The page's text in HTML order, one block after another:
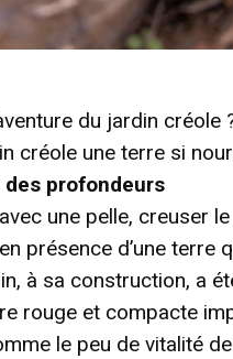
du jardin créole
créole une terre si
des profondeurs
une pelle, creuser
présence d’une
à sa construction, a
rouge et compacte
le peu de vitalité